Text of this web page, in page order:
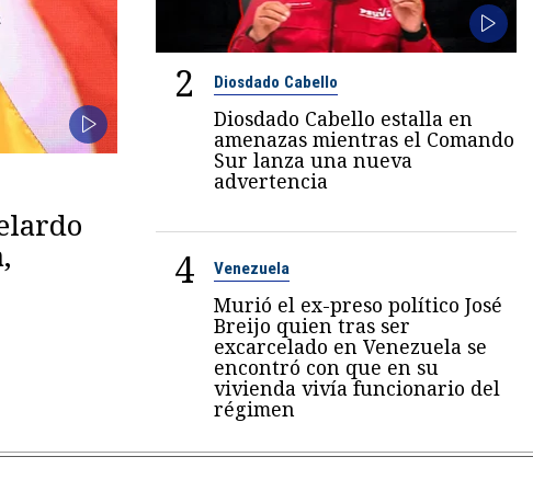
2 Diosdado Cabello
Diosdado Cabello estalla en
amenazas mientras el Comando
Sur lanza una nueva
advertencia
4 Venezuela
Murió el ex-preso político José
Breijo quien tras ser
excarcelado en Venezuela se
encontró con que en su
vivienda vivía funcionario del
régimen